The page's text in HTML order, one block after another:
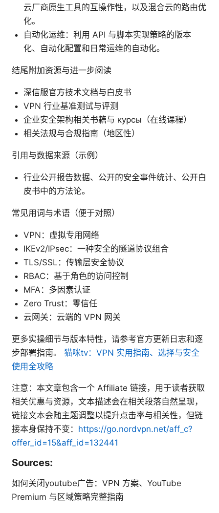
云厂商原生工具的互操作性，以及混合云的路由优
化。
自动化运维：利用 API 与脚本实现策略的版本
化、自动化配置和日常运维的自动化。
结尾附加资源与进一步阅读
深信服官方技术文档与白皮书
VPN 行业基准测试与评测
企业安全架构相关书籍与 курсы（在线课程）
相关法规与合规指南（地区性）
引用与数据来源（示例）
行业公开报告数据、公开的安全事件统计、公开白
皮书中的方法论。
常见用词与术语（便于对照）
VPN：虚拟专用网络
IKEv2/IPsec：一种安全的隧道协议组合
TLS/SSL：传输层安全协议
RBAC：基于角色的访问控制
MFA：多因素认证
Zero Trust：零信任
云网关：云端的 VPN 网关
更多实操细节与版本特性，请参考官方更新日志和逐
步部署指南。 猫咪tv：VPN 实用指南、选择与安全
使用全攻略
注意：本文章包含一个 Affiliate 链接，用于读者获取
相关优惠与资源，文本描述会在相关段落自然呈现，
链接文本会随主题调整以提升点击率与相关性，但链
接本身保持不变： https://go.nordvpn.net/aff_c?
offer_id=15&aff_id=132441
Sources:
如何关闭youtube广告：VPN 方案、YouTube
Premium 与区域策略完整指南